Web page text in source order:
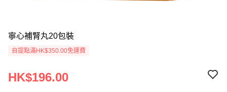
寧心補腎丸20包裝
自提點滿HK$350.00免運費
HK$196.00